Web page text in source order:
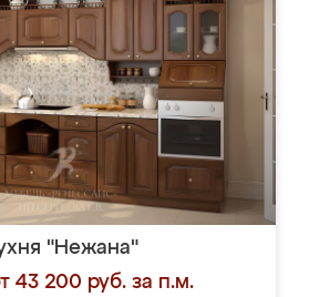
"Нежана"
43 200 руб. за п.м.